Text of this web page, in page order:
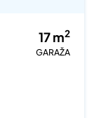
17m2
GARAŽA